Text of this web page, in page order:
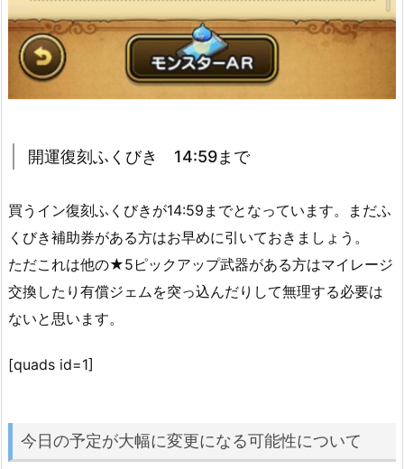
開運復刻ふくびき 14:59まで
買うイン復刻ふくびきが14:59までとなっています。まだふ
くびき補助券がある方はお早めに引いておきましょう。
ただこれは他の★5ピックアップ武器がある方はマイレージ
交換したり有償ジェムを突っ込んだりして無理する必要は
ないと思います。
[quads id=1]
今日の予定が大幅に変更になる可能性について